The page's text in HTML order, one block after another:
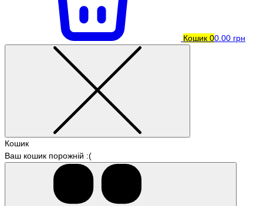
Кошик 00.00 грн
Кошик
Ваш кошик порожній :(